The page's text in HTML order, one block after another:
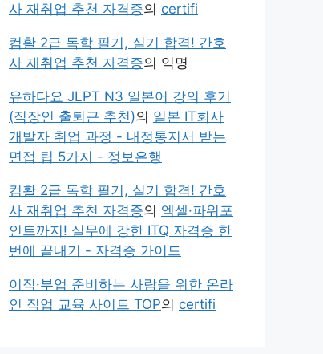
사 재취업 추천 자격증의 certifi
컴활 2급 독학 필기, 실기 합격! 간호
사 재취업 추천 자격증의 익명
유하다요 JLPT N3 일본어 강의 후기
(직장인 출퇴근 추천)의 일본 IT회사
개발자 취업 과정 - 내정통지서 받는
면접 팁 5가지 - 정보은행
컴활 2급 독학 필기, 실기 합격! 간호
사 재취업 추천 자격증의 엑셀·파워포
인트까지! 실무에 강한 ITQ 자격증 한
번에 끝내기 - 자격증 가이드
이직·부업 준비하는 사람을 위한 온라
인 직업 교육 사이트 TOP의 certifi